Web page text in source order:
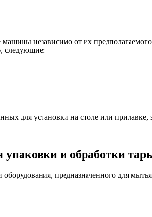
независимо от их
следующие:
для установки на столе или прилавке,
и обработки
предназначенного для